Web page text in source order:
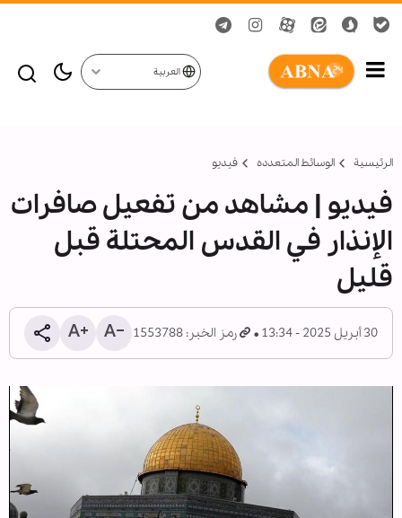
العربية
الرئيسية الوسائط المتعدده فیدیو
فیديو | مشاهد من تفعيل صافرات
الإنذار في القدس المحتلة قبل
قليل
30 أبريل 2025 - 13:34 رمز الخبر: 1553788